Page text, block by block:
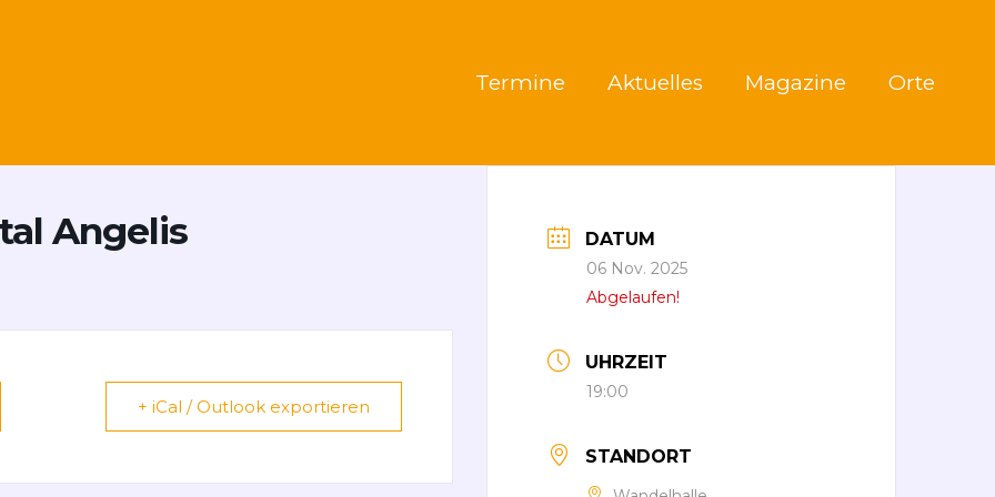
Termine Aktuelles Magazine Orte
Angelis
+ iCal / Outlook exportieren
DATUM
06 Nov. 2025
Abgelaufen!
UHRZEIT
19:00
STANDORT